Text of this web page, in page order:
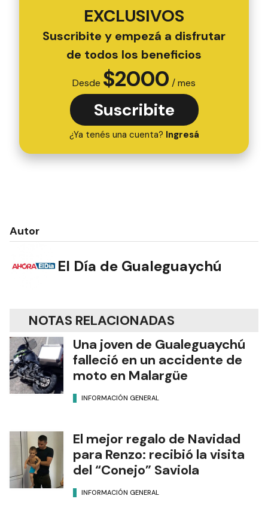
EXCLUSIVOS
Suscribite y empezá a disfrutar
de todos los beneficios
Desde $2000 / mes
Suscribite
¿Ya tenés una cuenta? Ingresá
Autor
El Día de Gualeguaychú
NOTAS RELACIONADAS
Una joven de Gualeguaychú
falleció en un accidente de
moto en Malargüe
INFORMACIÓN GENERAL
El mejor regalo de Navidad
para Renzo: recibió la visita
del “Conejo” Saviola
INFORMACIÓN GENERAL